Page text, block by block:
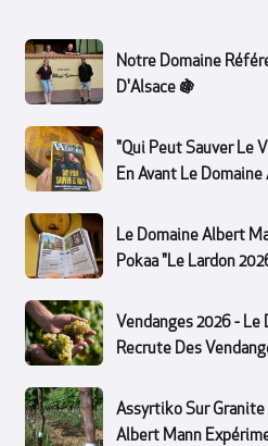
Notre Domaine
D'Alsace 🍇
"Qui Peut Sauver Le
En Avant Le
Le Domaine Albert
Pokaa "Le Lardon
Vendanges 2026 -
Recrute Des
Assyrtiko Sur Granite
Albert Mann